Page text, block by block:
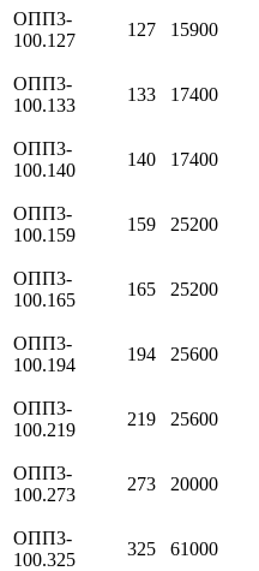
ОПП3-
100.127
127 15900
ОПП3-
100.133
133 17400
ОПП3-
100.140
140 17400
ОПП3-
100.159
159 25200
ОПП3-
100.165
165 25200
ОПП3-
100.194
194 25600
ОПП3-
100.219
219 25600
ОПП3-
100.273
273 20000
ОПП3-
100.325
325 61000